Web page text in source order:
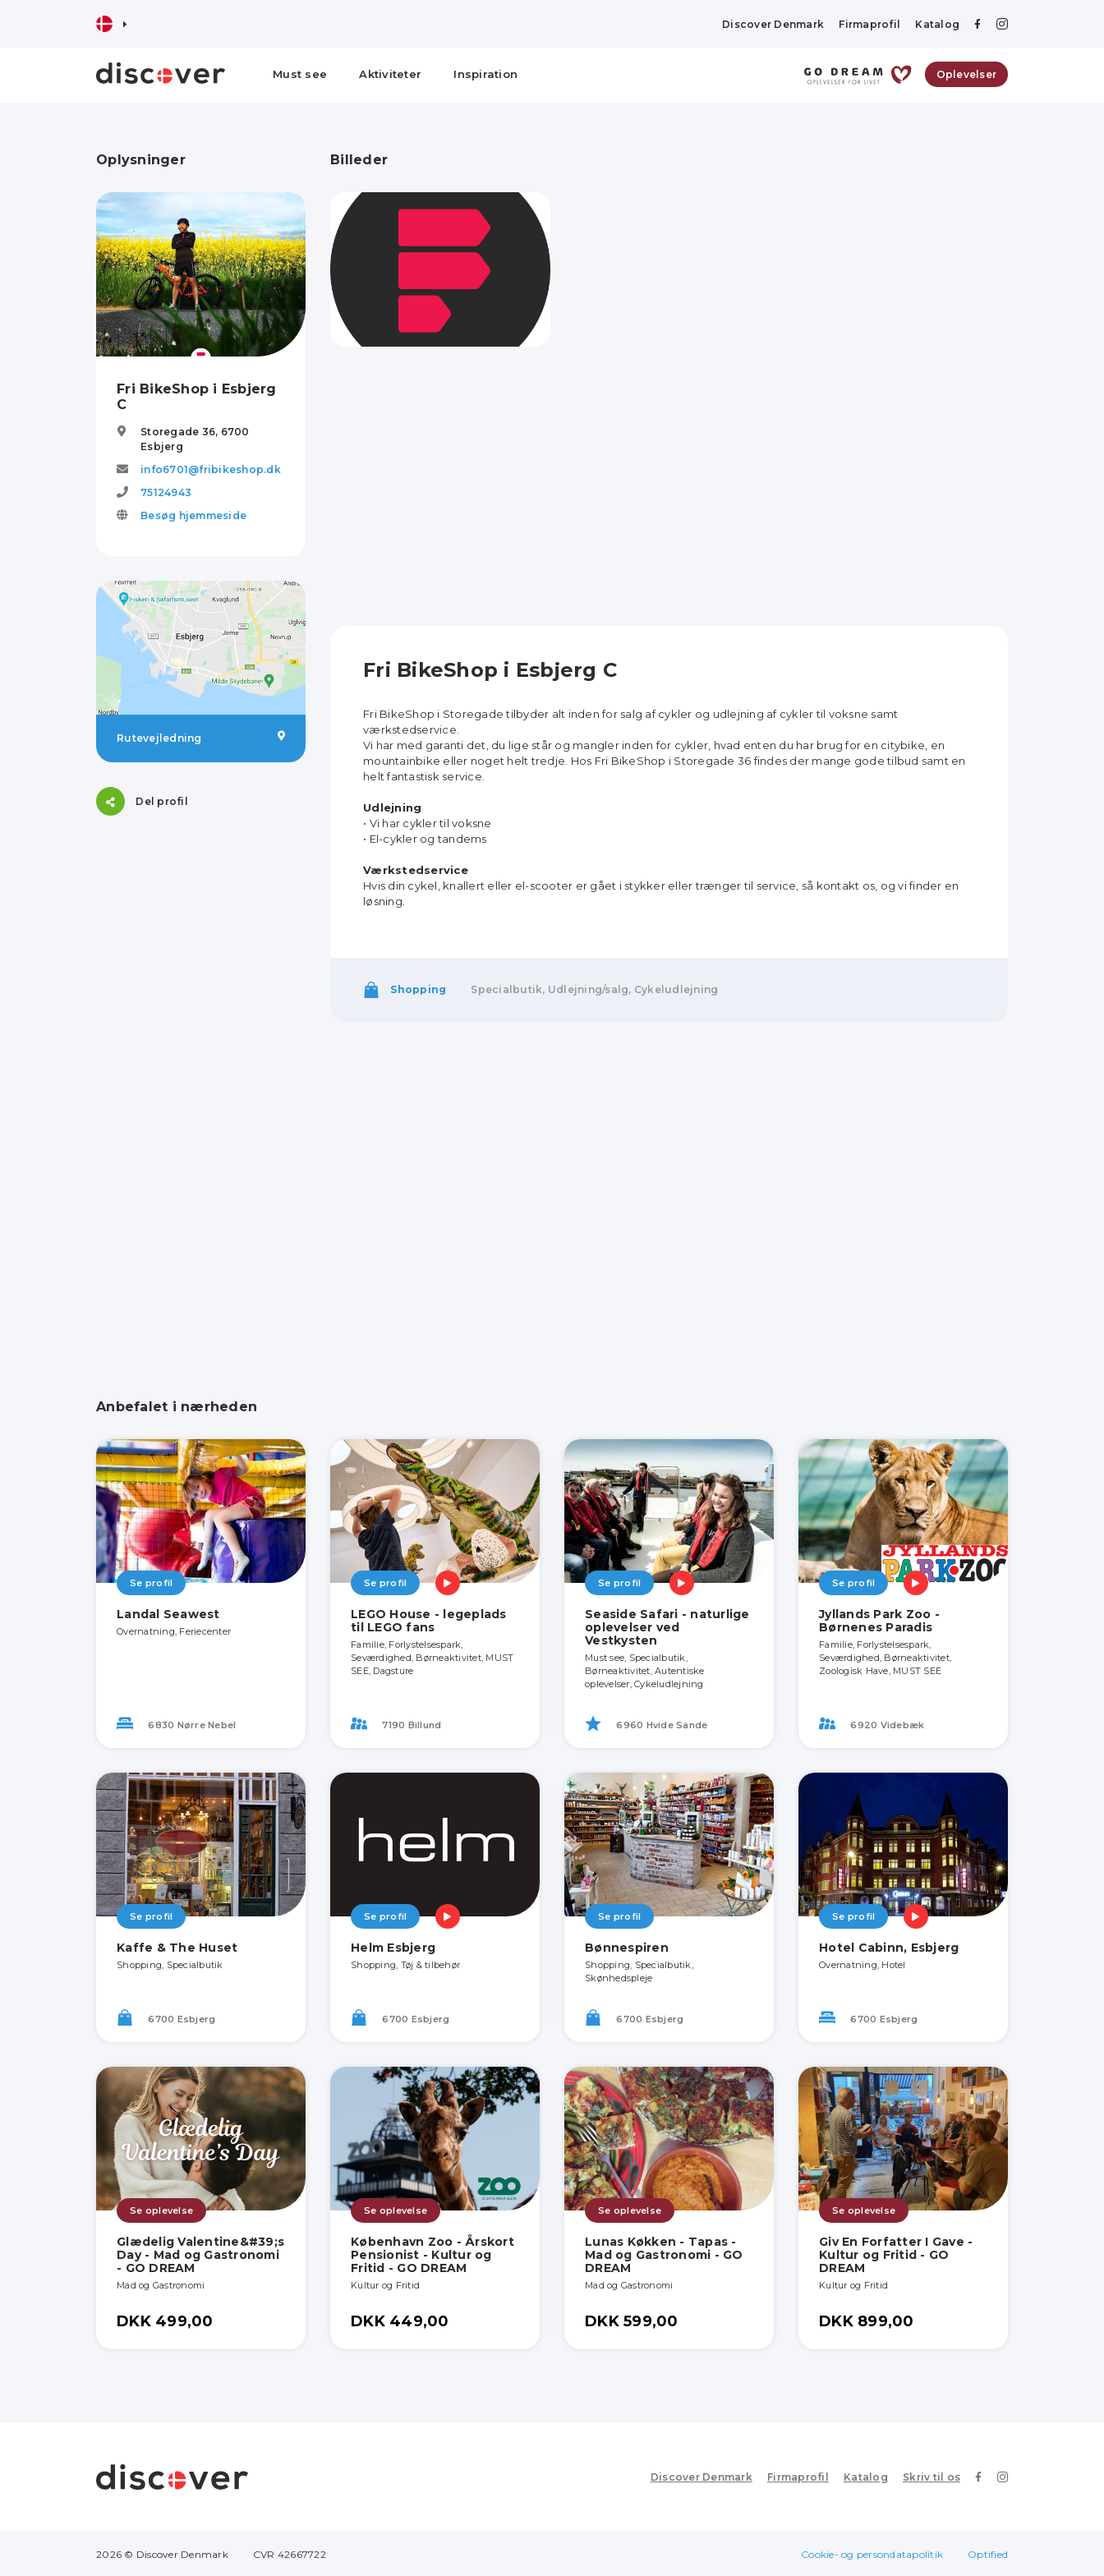
Discover Denmark Firmaprofil Katalog
Must see Aktiviteter Inspiration Oplevelser
Oplysninger
Fri BikeShop i Esbjerg
C
Storegade 36, 6700
Esbjerg
info6701@fribikeshop.dk
75124943
Besøg hjemmeside
Rutevejledning
Del profil
Billeder
Fri BikeShop i Esbjerg C
Fri BikeShop i Storegade tilbyder alt inden for salg af cykler og udlejning af cykler til voksne samt
værkstedservice.
Vi har med garanti det, du lige står og mangler inden for cykler, hvad enten du har brug for en citybike, en
mountainbike eller noget helt tredje. Hos Fri BikeShop i Storegade 36 findes der mange gode tilbud samt en
helt fantastisk service.
Udlejning
• Vi har cykler til voksne
• El-cykler og tandems
Værkstedservice
Hvis din cykel, knallert eller el-scooter er gået i stykker eller trænger til service, så kontakt os, og vi finder en
løsning.
Shopping Specialbutik, Udlejning/salg, Cykeludlejning
Anbefalet i nærheden
Se profil
Landal Seawest
Overnatning, Feriecenter
6830 Nørre Nebel
Se profil
LEGO House - legeplads
til LEGO fans
Familie, Forlystelsespark,
Seværdighed, Børneaktivitet, MUST
SEE, Dagsture
7190 Billund
Se profil
Seaside Safari - naturlige
oplevelser ved
Vestkysten
Must see, Specialbutik,
Børneaktivitet, Autentiske
oplevelser, Cykeludlejning
6960 Hvide Sande
Se profil
Jyllands Park Zoo -
Børnenes Paradis
Familie, Forlystelsespark,
Seværdighed, Børneaktivitet,
Zoologisk Have, MUST SEE
6920 Videbæk
Se profil
Kaffe & The Huset
Shopping, Specialbutik
6700 Esbjerg
Se profil
Helm Esbjerg
Shopping, Tøj & tilbehør
6700 Esbjerg
Se profil
Bønnespiren
Shopping, Specialbutik,
Skønhedspleje
6700 Esbjerg
Se profil
Hotel Cabinn, Esbjerg
Overnatning, Hotel
6700 Esbjerg
Se oplevelse
Glædelig Valentine&#39;s
Day - Mad og Gastronomi
- GO DREAM
Mad og Gastronomi
DKK 499,00
Se oplevelse
København Zoo - Årskort
Pensionist - Kultur og
Fritid - GO DREAM
Kultur og Fritid
DKK 449,00
Se oplevelse
Lunas Køkken - Tapas -
Mad og Gastronomi - GO
DREAM
Mad og Gastronomi
DKK 599,00
Se oplevelse
Giv En Forfatter I Gave -
Kultur og Fritid - GO
DREAM
Kultur og Fritid
DKK 899,00
Discover Denmark Firmaprofil Katalog Skriv til os
2026 © Discover Denmark CVR 42667722 Cookie- og persondatapolitik Optified